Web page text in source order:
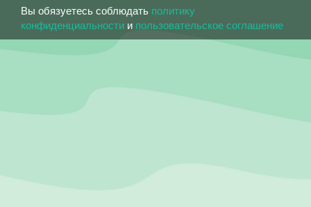
Вы обязуетесь соблюдать политику
конфиденциальности и пользовательское соглашение